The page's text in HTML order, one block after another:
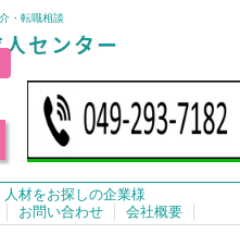
・転職相談
人材をお探しの企業様
お問い合わせ 会社概要